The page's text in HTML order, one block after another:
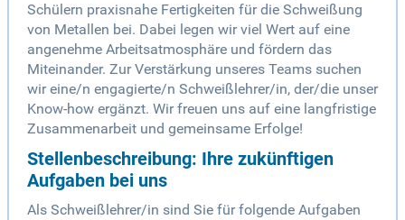
Schülern praxisnahe Fertigkeiten für die Schweißung
von Metallen bei. Dabei legen wir viel Wert auf eine
angenehme Arbeitsatmosphäre und fördern das
Miteinander. Zur Verstärkung unseres Teams suchen
wir eine/n engagierte/n Schweißlehrer/in, der/die unser
Know-how ergänzt. Wir freuen uns auf eine langfristige
Zusammenarbeit und gemeinsame Erfolge!
Stellenbeschreibung: Ihre zukünftigen
Aufgaben bei uns
Als Schweißlehrer/in sind Sie für folgende Aufgaben